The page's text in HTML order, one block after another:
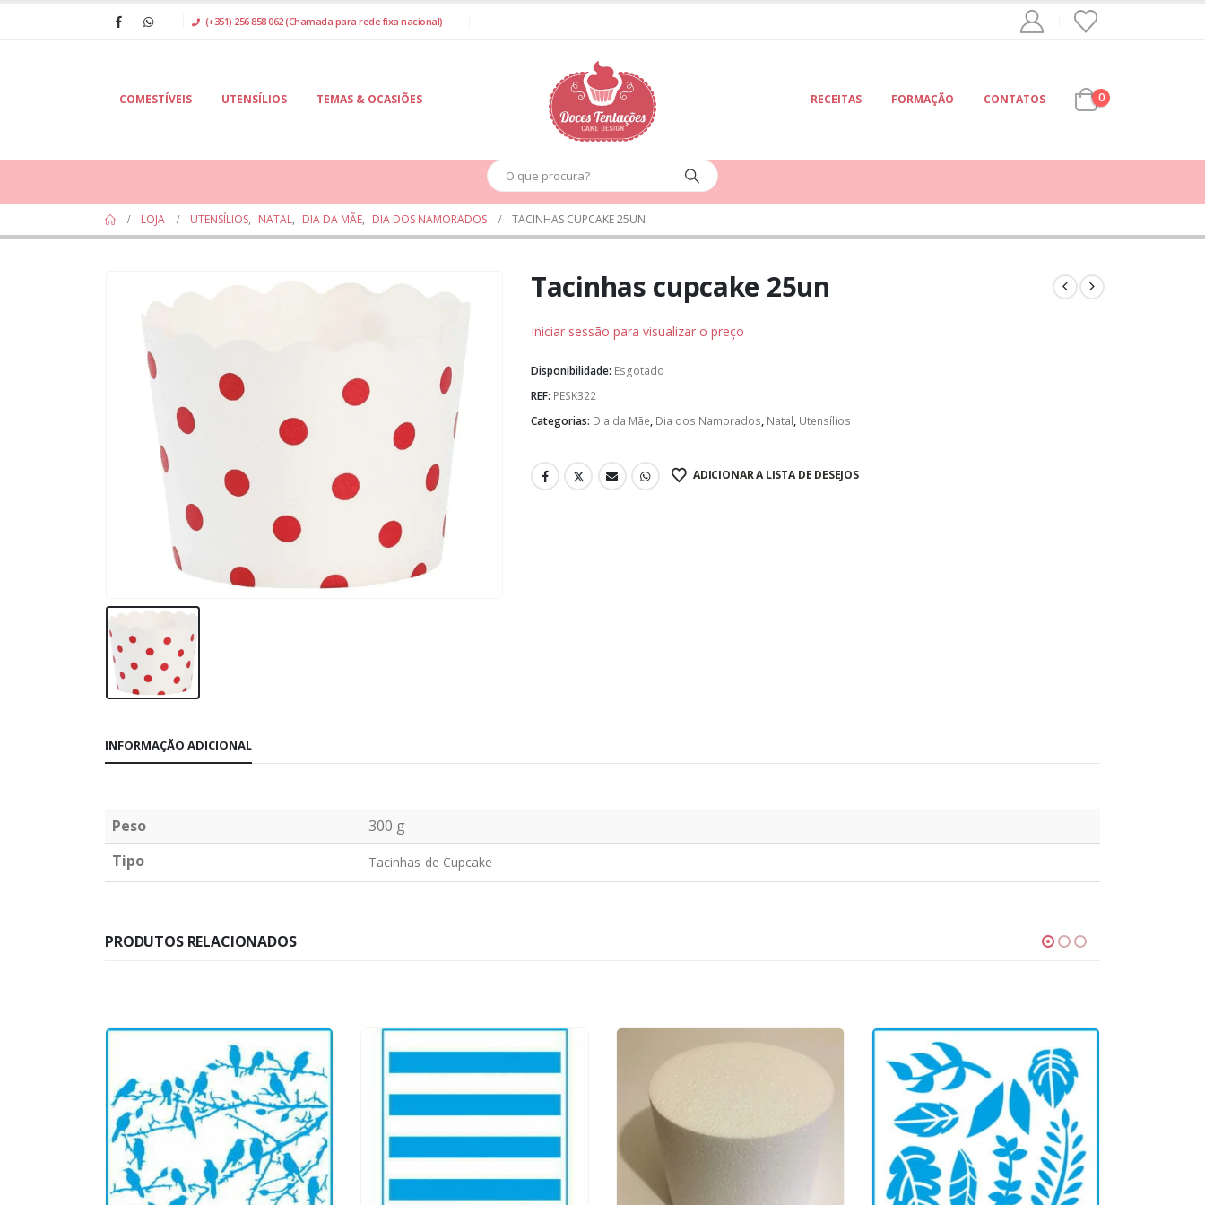
(+351) 256 858 062 (Chamada para rede fixa nacional)
COMESTÍVEIS UTENSÍLIOS TEMAS & OCASIÕES RECEITAS FORMAÇÃO CONTATOS 0
LOJA UTENSÍLIOS, NATAL, DIA DA MÃE, DIA DOS NAMORADOS TACINHAS CUPCAKE 25UN
Tacinhas cupcake 25un
Iniciar sessão para visualizar o preço
Disponibilidade: Esgotado
REF: PESK322
Categorias: Dia da Mãe, Dia dos Namorados, Natal, Utensílios
ADICIONAR A LISTA DE DESEJOS
INFORMAÇÃO ADICIONAL
Peso
300 g
Tipo
Tacinhas de Cupcake
PRODUTOS RELACIONADOS